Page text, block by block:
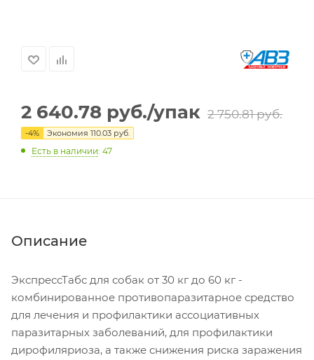
2 640.78 руб./упак 2 750.81руб.
-4% Экономия 110.03 руб.
Есть в наличии: 47
Описание
ЭкспрессТабс для собак от 30 кг до 60 кг -
комбинированное противопаразитарное средство
для лечения и профилактики ассоциативных
паразитарных заболеваний, для профилактики
дирофиляриоза, а также снижения риска заражения